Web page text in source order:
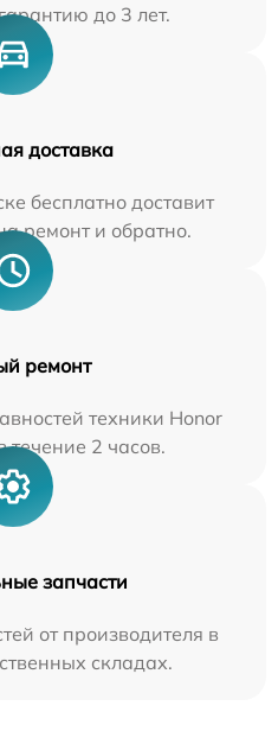
до 3 лет.
доставка
бесплатно доставит
ремонт и обратно.
ремонт
техники Honor
течение 2 часов.
запчасти
от производителя в
складах.